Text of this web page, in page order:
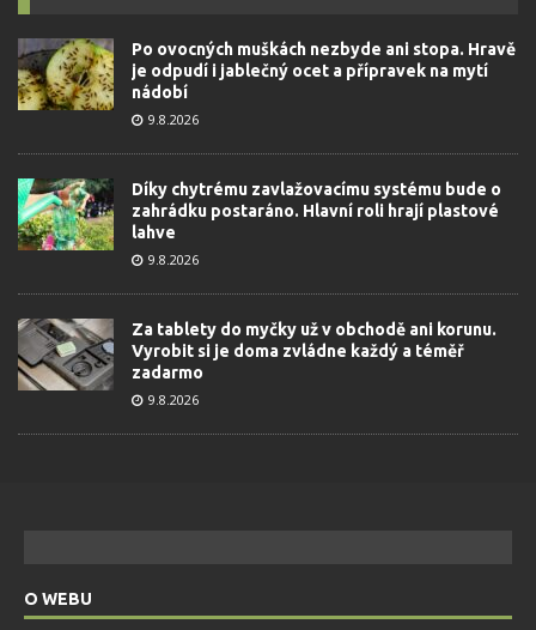
Po ovocných muškách nezbyde ani stopa. Hravě
je odpudí i jablečný ocet a přípravek na mytí
nádobí
9.8.2026
Díky chytrému zavlažovacímu systému bude o
zahrádku postaráno. Hlavní roli hrají plastové
lahve
9.8.2026
Za tablety do myčky už v obchodě ani korunu.
Vyrobit si je doma zvládne každý a téměř
zadarmo
9.8.2026
O WEBU